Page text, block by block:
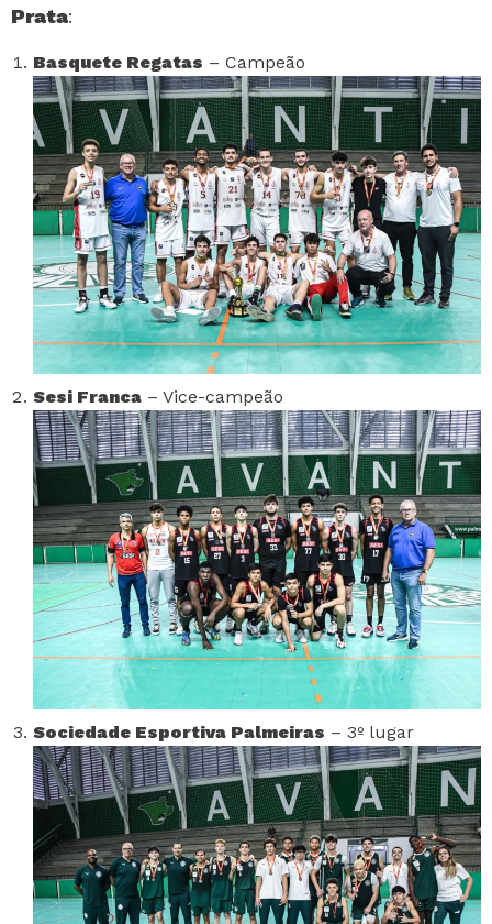
Prata:
Basquete Regatas – Campeão
Sesi Franca – Vice-campeão
Sociedade Esportiva Palmeiras – 3º lugar